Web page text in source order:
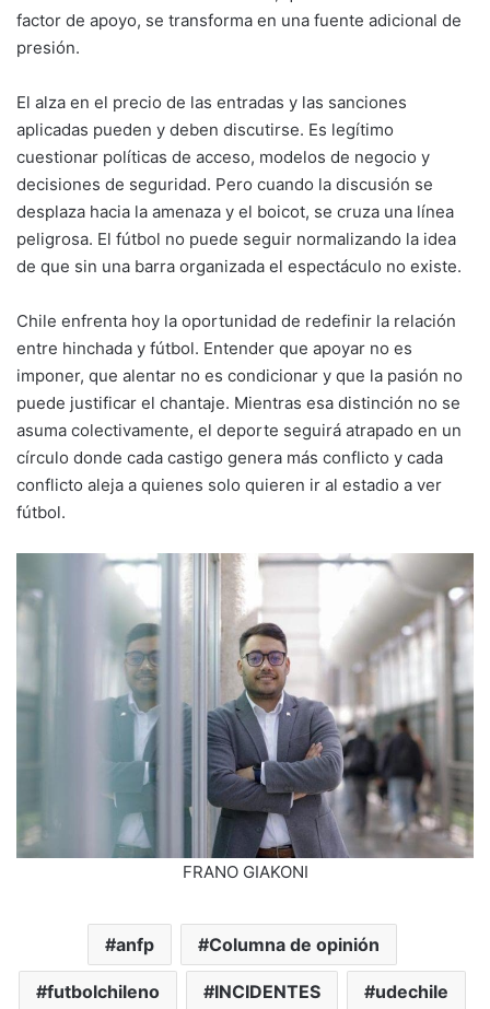
factor de apoyo, se transforma en una fuente adicional de
presión.
El alza en el precio de las entradas y las sanciones
aplicadas pueden y deben discutirse. Es legítimo
cuestionar políticas de acceso, modelos de negocio y
decisiones de seguridad. Pero cuando la discusión se
desplaza hacia la amenaza y el boicot, se cruza una línea
peligrosa. El fútbol no puede seguir normalizando la idea
de que sin una barra organizada el espectáculo no existe.
Chile enfrenta hoy la oportunidad de redefinir la relación
entre hinchada y fútbol. Entender que apoyar no es
imponer, que alentar no es condicionar y que la pasión no
puede justificar el chantaje. Mientras esa distinción no se
asuma colectivamente, el deporte seguirá atrapado en un
círculo donde cada castigo genera más conflicto y cada
conflicto aleja a quienes solo quieren ir al estadio a ver
fútbol.
FRANO GIAKONI
anfp Columna de opinión
futbolchileno INCIDENTES udechile